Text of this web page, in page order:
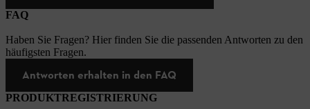
FAQ
Haben Sie Fragen? Hier finden Sie die passenden Antworten zu den
häufigsten Fragen.
Antworten erhalten in den FAQ
PRODUKTREGISTRIERUNG